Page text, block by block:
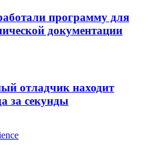
программу для
документации
отладчик находит
за секунды